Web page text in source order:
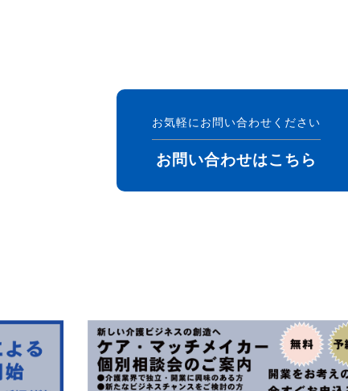
お気軽にお問い合わせください
お問い合わせはこちら